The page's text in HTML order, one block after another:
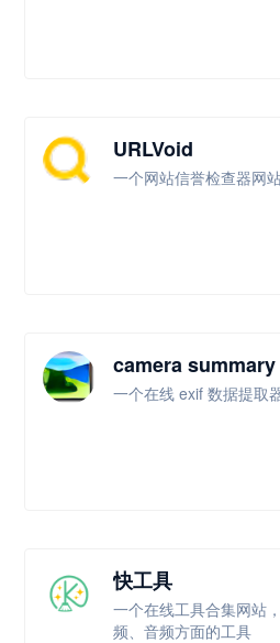
URLVoid
一个网站信誉检查器网
camera summary
一个在线 exif 数据提取
快工具
一个在线工具合集网站
频、音频方面的工具